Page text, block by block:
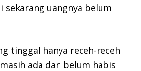
sekarang uangnya belum
tinggal hanya receh-receh.
ada dan belum habis